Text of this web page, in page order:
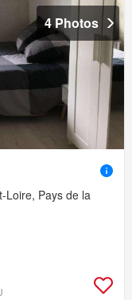
4 Photos
Loire, Pays de la